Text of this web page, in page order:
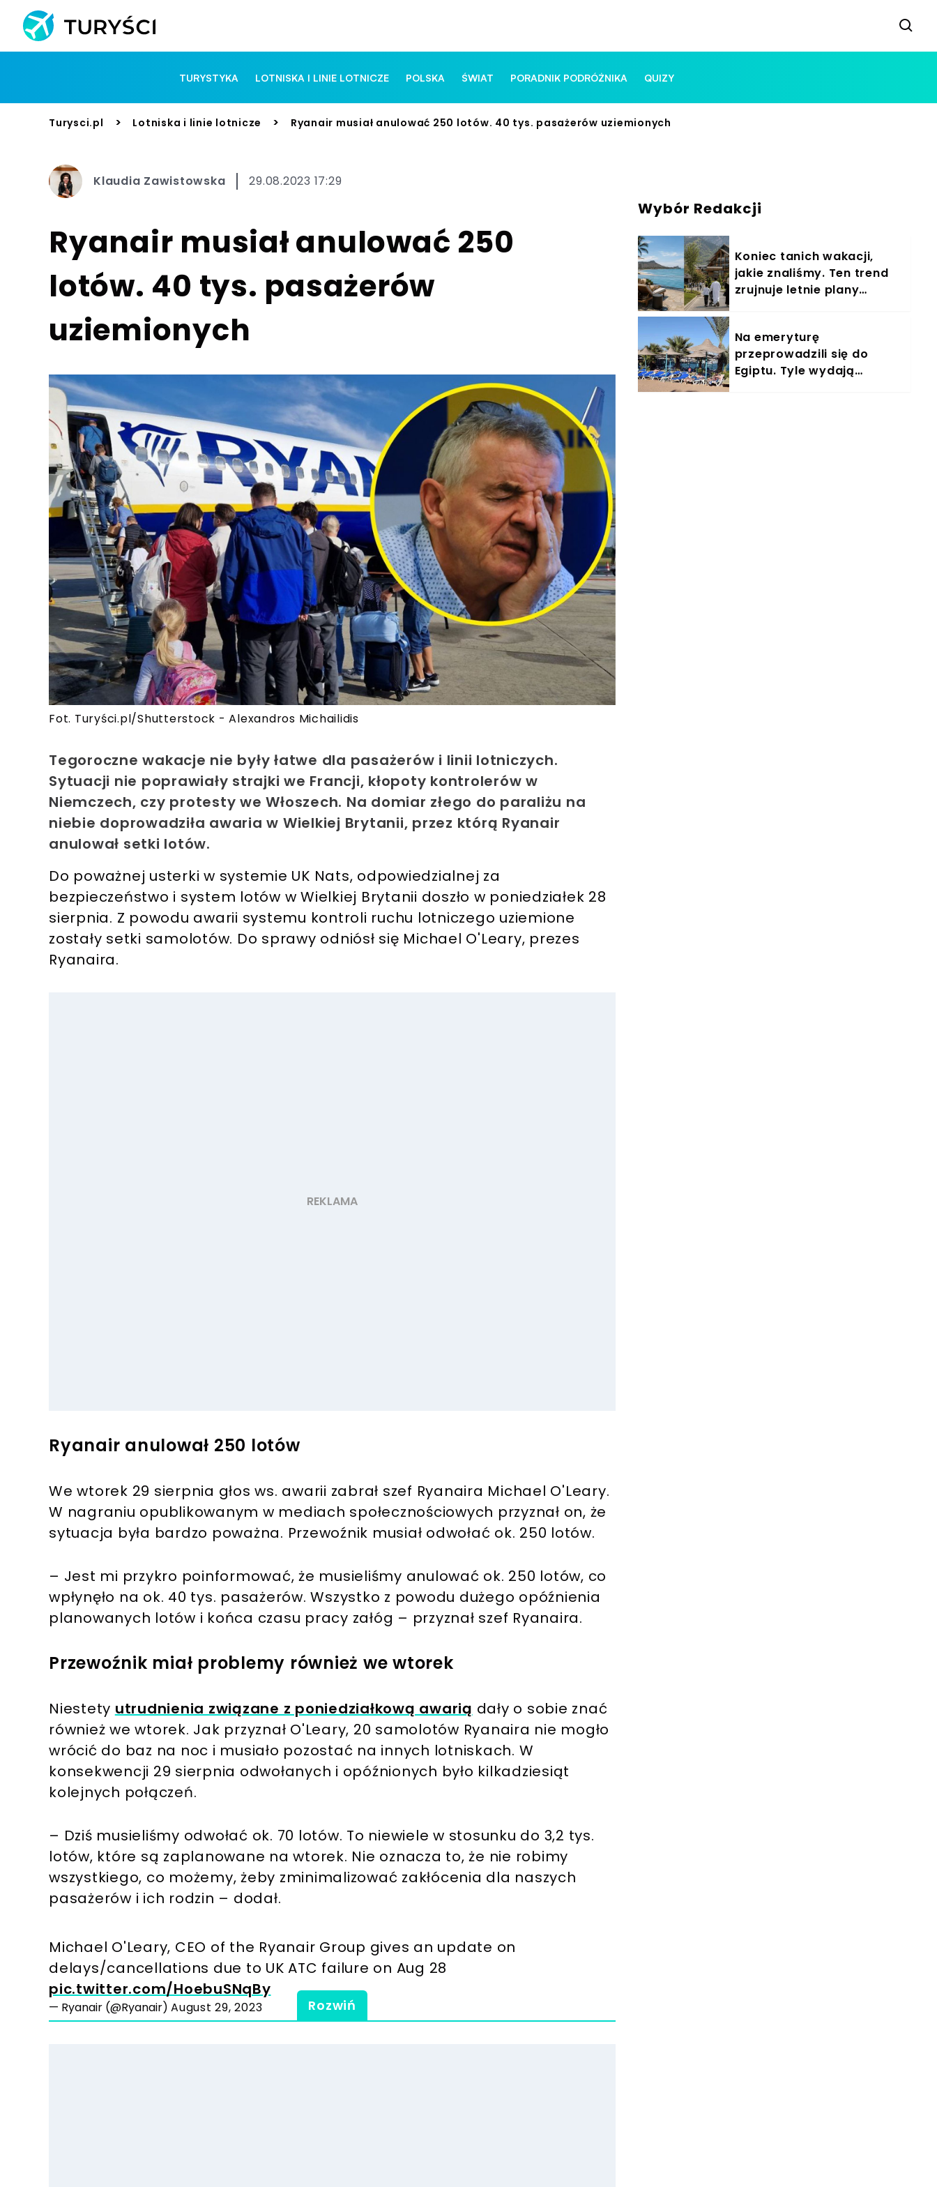
TURYSTYKA LOTNISKA I LINIE LOTNICZE POLSKA ŚWIAT PORADNIK PODRÓŻNIKA QUIZY
Turysci.pl > Lotniska i linie lotnicze > Ryanair musiał anulować 250 lotów. 40 tys. pasażerów uziemionych
Klaudia Zawistowska 29.08.2023 17:29
Ryanair musiał anulować 250
lotów. 40 tys. pasażerów
uziemionych
Fot. Turyści.pl/Shutterstock - Alexandros Michailidis
Tegoroczne wakacje nie były łatwe dla pasażerów i linii lotniczych.
Sytuacji nie poprawiały strajki we Francji, kłopoty kontrolerów w
Niemczech, czy protesty we Włoszech. Na domiar złego do paraliżu na
niebie doprowadziła awaria w Wielkiej Brytanii, przez którą Ryanair
anulował setki lotów.
Do poważnej usterki w systemie UK Nats, odpowiedzialnej za
bezpieczeństwo i system lotów w Wielkiej Brytanii doszło w poniedziałek 28
sierpnia. Z powodu awarii systemu kontroli ruchu lotniczego uziemione
zostały setki samolotów. Do sprawy odniósł się Michael O'Leary, prezes
Ryanaira.
Ryanair anulował 250 lotów
We wtorek 29 sierpnia głos ws. awarii zabrał szef Ryanaira Michael O'Leary.
W nagraniu opublikowanym w mediach społecznościowych przyznał on, że
sytuacja była bardzo poważna. Przewoźnik musiał odwołać ok. 250 lotów.
– Jest mi przykro poinformować, że musieliśmy anulować ok. 250 lotów, co
wpłynęło na ok. 40 tys. pasażerów. Wszystko z powodu dużego opóźnienia
planowanych lotów i końca czasu pracy załóg – przyznał szef Ryanaira.
Przewoźnik miał problemy również we wtorek
Niestety utrudnienia związane z poniedziałkową awarią dały o sobie znać
również we wtorek. Jak przyznał O'Leary, 20 samolotów Ryanaira nie mogło
wrócić do baz na noc i musiało pozostać na innych lotniskach. W
konsekwencji 29 sierpnia odwołanych i opóźnionych było kilkadziesiąt
kolejnych połączeń.
– Dziś musieliśmy odwołać ok. 70 lotów. To niewiele w stosunku do 3,2 tys.
lotów, które są zaplanowane na wtorek. Nie oznacza to, że nie robimy
wszystkiego, co możemy, żeby zminimalizować zakłócenia dla naszych
pasażerów i ich rodzin – dodał.
Michael O'Leary, CEO of the Ryanair Group gives an update on
delays/cancellations due to UK ATC failure on Aug 28
pic.twitter.com/HoebuSNqBy
— Ryanair (@Ryanair) August 29, 2023 Rozwiń
Wybór Redakcji
Koniec tanich wakacji,
jakie znaliśmy. Ten trend
zrujnuje letnie plany
Na emeryturę
przeprowadzili się do
Egiptu. Tyle wydają